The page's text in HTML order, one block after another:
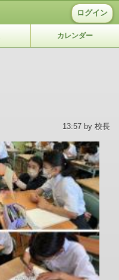
ログイン
カレンダー
13:57 by 校長